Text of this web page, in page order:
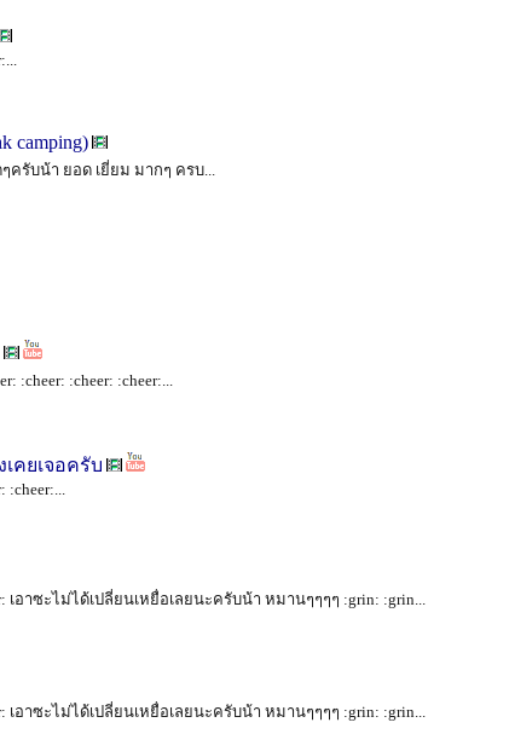
camping)
ครับน้า ยอด เยี่ยม มากๆ ครบ...
:cheer: :cheer: :cheer:...
คยเจอครับ
:cheer:...
เอาซะไม่ได้เปลี่ยนเหยื่อเลยนะครับน้า หมานๆๆๆๆ :grin: :grin...
เอาซะไม่ได้เปลี่ยนเหยื่อเลยนะครับน้า หมานๆๆๆๆ :grin: :grin...